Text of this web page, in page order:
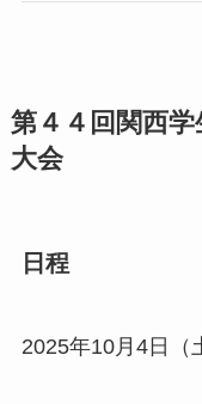
第４４回関西
大会
日程
2025年10月4日（